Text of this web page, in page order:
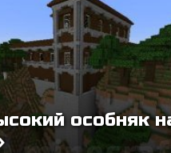
особняк